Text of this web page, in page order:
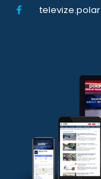
televize.polar